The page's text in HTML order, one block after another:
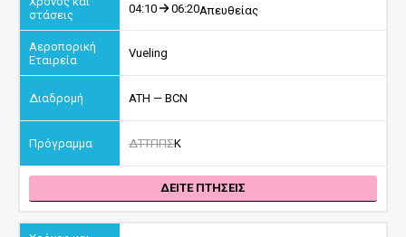
04:10 06:20Απευθείας
Vueling
ATH — BCN
ΔΤΤΠΠΣΚ
ΔΕΙΤΕ ΠΤΗΣΕΙΣ